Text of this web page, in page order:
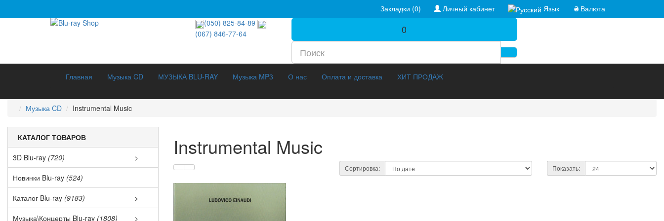
₴ Валюта
Язык
Личный кабинет
Закладки (0)
(050) 825-84-89
(067) 846-77-64
0
Главная Музыка CD МУЗЫКА BLU-RAY Музыка MP3 О нас Оплата и доставка ХИТ ПРОДАЖ
Музыка CD Instrumental Music
КАТАЛОГ ТОВАРОВ
3D Blu-ray (720)
>
3D Документальное (211)
3D Фильмы (288)
Новинки Blu-ray (524)
Каталог Blu-ray (9183)
>
Музыка\Концерты Blu-ray (1808)
>
Instrumental Music
Сортировка: Показать: